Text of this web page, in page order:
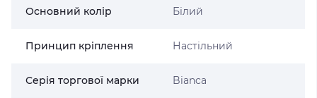
Основний колір Білий
Принцип кріплення Настільний
Серія торгової марки Bianca